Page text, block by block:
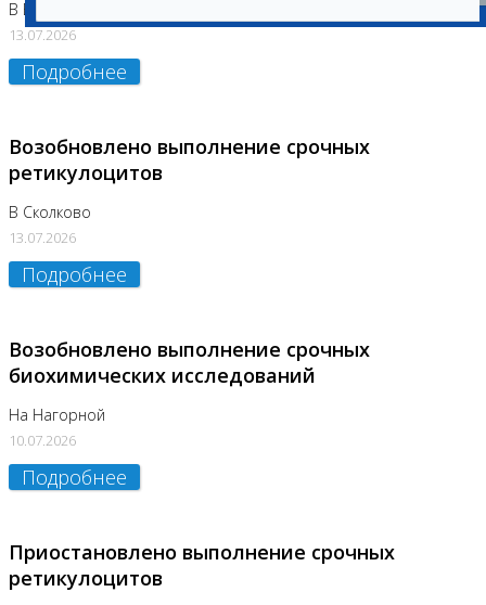
В Бутово
13.07.2026
Подробнее
Возобновлено выполнение срочных
ретикулоцитов
В Сколково
13.07.2026
Подробнее
Возобновлено выполнение срочных
биохимических исследований
На Нагорной
10.07.2026
Подробнее
Приостановлено выполнение срочных
ретикулоцитов